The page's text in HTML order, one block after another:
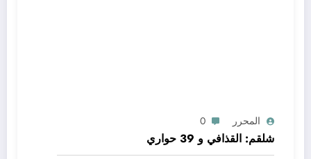
المحرر 0
شلقم: القذافي و 39 حواري